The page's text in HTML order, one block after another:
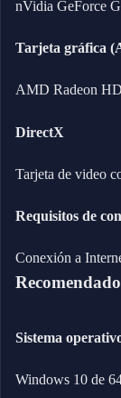
nVidia GeForce
Tarjeta gráfica
AMD Radeon
DirectX
Tarjeta de video
Requisitos de
Conexión a
Recomendado
Sistema
Windows 10 de